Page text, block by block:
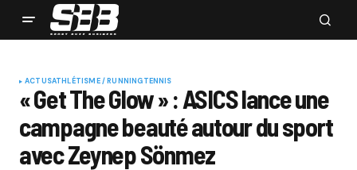
ACTUSATHLÉTISME / RUNNINGTENNIS
« Get The Glow » : ASICS lance une
campagne beauté autour du sport
avec Zeynep Sönmez